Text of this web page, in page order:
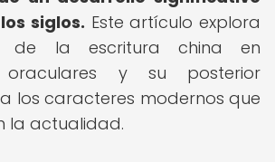
siglos. Este artículo explora
de la escritura china en
oraculares y su posterior
los caracteres modernos que
la actualidad.